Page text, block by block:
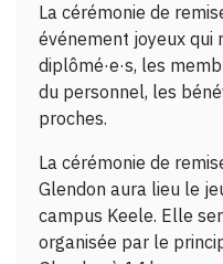
La cérémonie de
événement joyeux qui
diplômé·e·s, les
du personnel, les
proches.
La cérémonie de
Glendon aura lieu le
campus Keele. Elle
organisée par le